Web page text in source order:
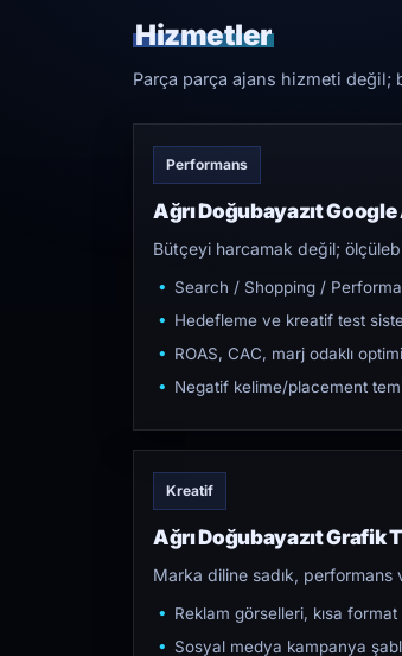
Hizmetler
Parça parça ajans hizmeti değil;
Performans
Ağrı Doğubayazıt
Bütçeyi harcamak değil;
Search / Shopping /
Hedefleme ve kreatif test
ROAS, CAC, marj odaklı
Negatif kelime/placement
Kreatif
Ağrı Doğubayazıt Grafik
Marka diline sadık,
Reklam görselleri, kısa
Sosyal medya kampanya